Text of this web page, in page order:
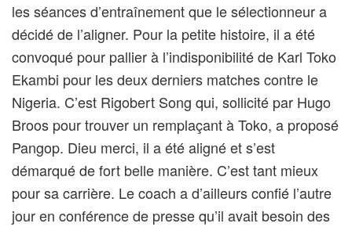
les séances d’entraînement que le sélectionneur a
décidé de l’aligner. Pour la petite histoire, il a été
convoqué pour pallier à l’indisponibilité de Karl Toko
Ekambi pour les deux derniers matches contre le
Nigeria. C’est Rigobert Song qui, sollicité par Hugo
Broos pour trouver un remplaçant à Toko, a proposé
Pangop. Dieu merci, il a été aligné et s’est
démarqué de fort belle manière. C’est tant mieux
pour sa carrière. Le coach a d’ailleurs confié l’autre
jour en conférence de presse qu’il avait besoin des